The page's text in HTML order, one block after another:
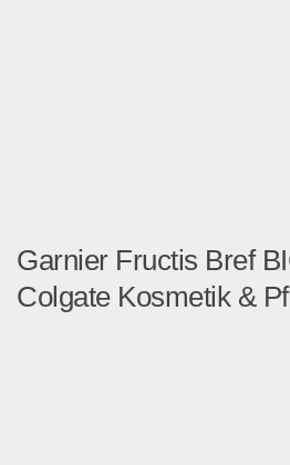
Garnier Fructis Bref
Colgate Kosmetik &